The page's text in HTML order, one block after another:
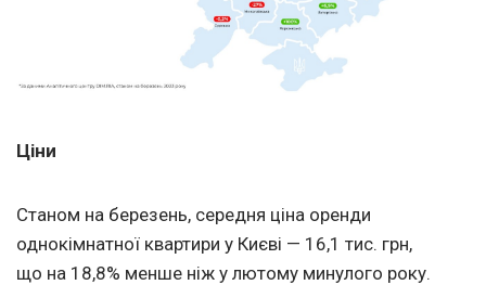
Ціни
Станом на березень, середня ціна оренди
однокімнатної квартири у Києві — 16,1 тис. грн,
що на 18,8% менше ніж у лютому минулого року.